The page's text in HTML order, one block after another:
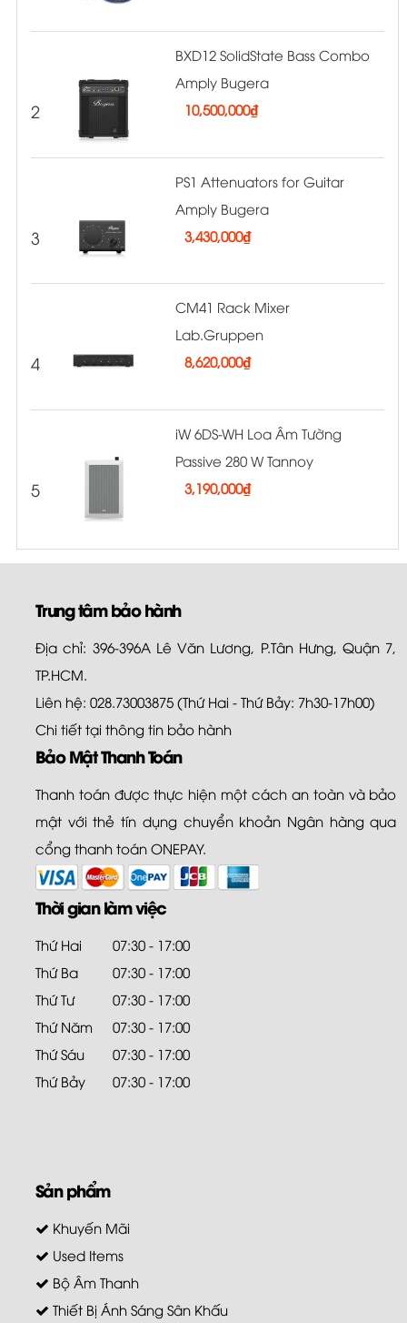
2
BXD12 SolidState Bass Combo
Amply Bugera
10,500,000₫
3
PS1 Attenuators for Guitar
Amply Bugera
3,430,000₫
4
CM41 Rack Mixer
Lab.Gruppen
8,620,000₫
5
iW 6DS-WH Loa Âm Tường
Passive 280 W Tannoy
3,190,000₫
Trung tâm bảo hành
Địa chỉ: 396-396A Lê Văn Lương, P.Tân Hưng, Quận 7,
TP.HCM.
Liên hệ: 028.73003875 (Thứ Hai - Thứ Bảy: 7h30-17h00)
Chi tiết tại thông tin bảo hành
Bảo Mật Thanh Toán
Thanh toán được thực hiện một cách an toàn và bảo
mật với thẻ tín dụng chuyển khoản Ngân hàng qua
cổng thanh toán ONEPAY.
Thời gian làm việc
Thứ Hai
07:30 - 17:00
Thứ Ba
07:30 - 17:00
Thứ Tư
07:30 - 17:00
Thứ Năm
07:30 - 17:00
Thứ Sáu
07:30 - 17:00
Thứ Bảy
07:30 - 17:00
Sản phẩm
Khuyến Mãi
Used Items
Bộ Âm Thanh
Thiết Bị Ánh Sáng Sân Khấu